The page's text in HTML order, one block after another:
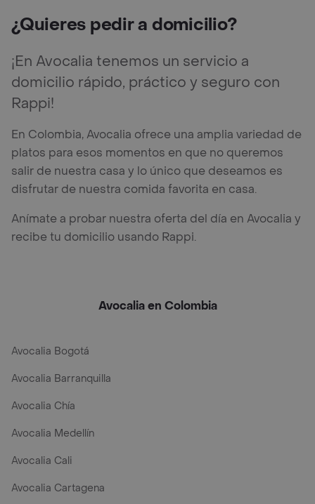
¿Quieres pedir a domicilio?
¡En Avocalia tenemos un servicio a
domicilio rápido, práctico y seguro con
Rappi!
En Colombia, Avocalia ofrece una amplia variedad de
platos para esos momentos en que no queremos
salir de nuestra casa y lo único que deseamos es
disfrutar de nuestra comida favorita en casa.
Anímate a probar nuestra oferta del día en Avocalia y
recibe tu domicilio usando Rappi.
Avocalia en Colombia
Avocalia Bogotá
Avocalia Barranquilla
Avocalia Chía
Avocalia Medellín
Avocalia Cali
Avocalia Cartagena